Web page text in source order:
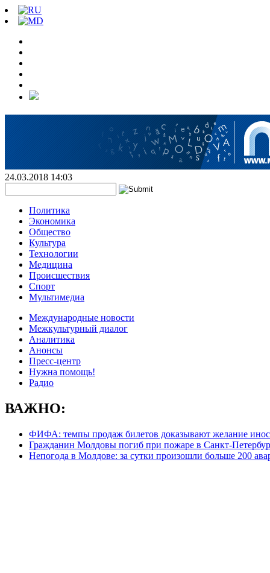
24.03.2018 14:03
Политика
Экономика
Общество
Культура
Технологии
Медицина
Происшествия
Спорт
Мультимедиа
Международные новости
Межкультурный диалог
Аналитика
Анонсы
Пресс-центр
Нужна помощь!
Радио
ВАЖНО:
ФИФА: темпы продаж билетов доказывают желание
Гражданин Молдовы погиб при пожаре в Санкт-
Непогода в Молдове: за сутки произошли больше 200